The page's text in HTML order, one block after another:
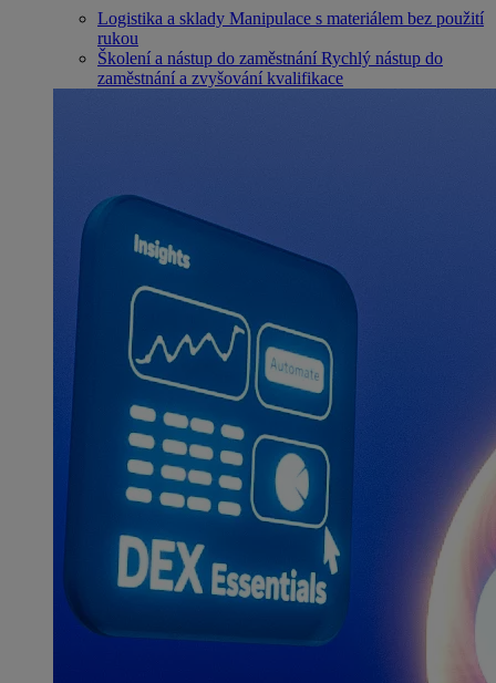
Logistika a sklady Manipulace s materiálem bez použití
rukou
Školení a nástup do zaměstnání Rychlý nástup do
zaměstnání a zvyšování kvalifikace